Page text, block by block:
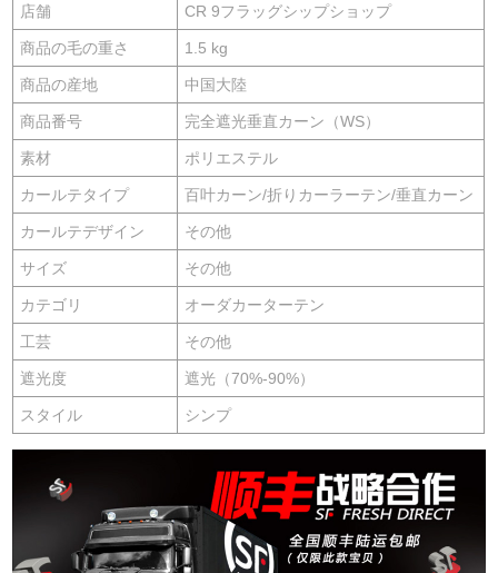
店舗 CR 9フラッグシップショップ
商品の毛の重さ 1.5 kg
商品の産地 中国大陸
商品番号 完全遮光垂直カーン（WS）
素材 ポリエステル
カールテタイプ 百叶カーン/折りカーラーテン/垂直カーン
カールテデザイン その他
サイズ その他
カテゴリ オーダカーターテン
工芸 その他
遮光度 遮光（70%-90%）
スタイル シンプ